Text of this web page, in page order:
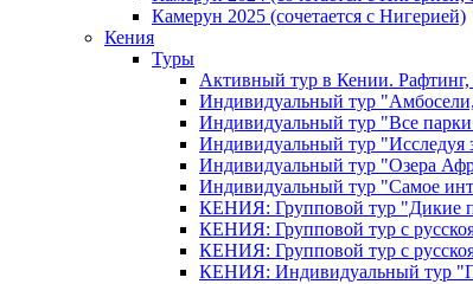
Камерун 2025 (сочетается с Нигерией)
Кения
Туры
Активный тур в Кении. Рафтинг,
Индивидуальный тур
Индивидуальный тур "Все
Индивидуальный тур "Исследуя
Индивидуальный тур "Озера
Индивидуальный тур "Самое
КЕНИЯ: Групповой тур "Дикие
КЕНИЯ: Групповой тур с
КЕНИЯ: Групповой тур с
КЕНИЯ: Индивидуальный тур